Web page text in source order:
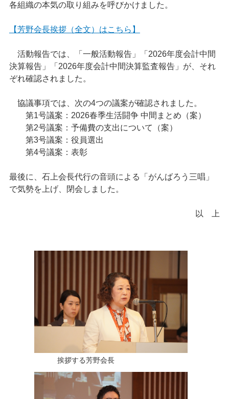
各組織の本気の取り組みを呼びかけました。
【芳野会長挨拶（全文）はこちら】
活動報告では、「一般活動報告」「2026年度会計中間
決算報告」「2026年度会計中間決算監査報告」が、それ
ぞれ確認されました。
協議事項では、次の4つの議案が確認されました。
第1号議案：2026春季生活闘争 中間まとめ（案）
第2号議案：予備費の支出について（案）
第3号議案：役員選出
第4号議案：表彰
最後に、石上会長代行の音頭による「がんばろう三唱」
で気勢を上げ、閉会しました。
以 上
挨拶する芳野会長